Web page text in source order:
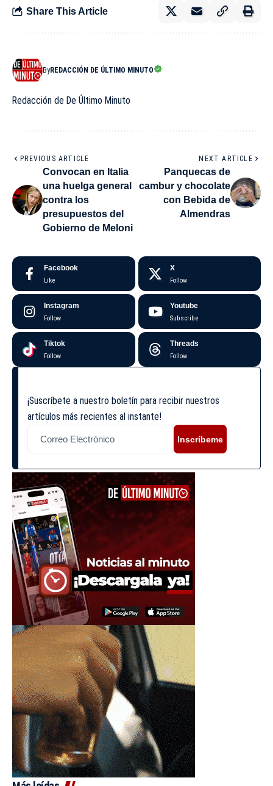
Share This Article
ByREDACCIÓN DE ÚLTIMO MINUTO
Redacción de De Último Minuto
PREVIOUS ARTICLE
Convocan en Italia
una huelga general
contra los
presupuestos del
Gobierno de Meloni
NEXT ARTICLE
Panquecas de
cambur y chocolate
con Bebida de
Almendras
Facebook
Like
X
Follow
Instagram
Follow
Youtube
Subscribe
Tiktok
Follow
Threads
Follow
¡Suscríbete a nuestro boletín para recibir nuestros
artículos más recientes al instante!
Inscríbeme